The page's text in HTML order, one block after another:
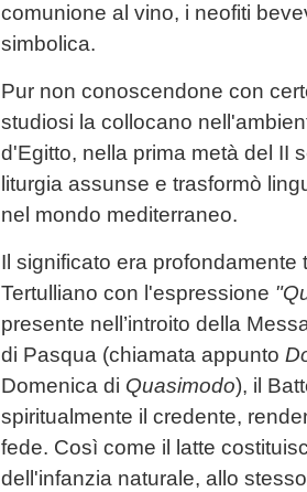
comunione al vino, i neofiti
simbolica.
Pur non conoscendone con
studiosi la collocano
d'Egitto, nella prima metà del II
liturgia assunse e trasformò
nel mondo mediterraneo.
Il significato era profondamente
Tertulliano con l'espressione
presente nell’introito della
di Pasqua (chiamata appunto
Domenica di Quasimodo), il
spiritualmente il credente,
fede. Così come il latte
dell'infanzia naturale, allo